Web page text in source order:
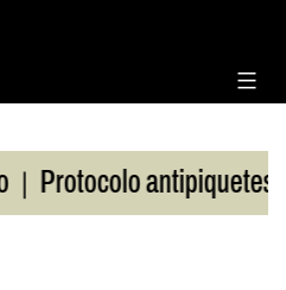
Protocolo antipiquetes |